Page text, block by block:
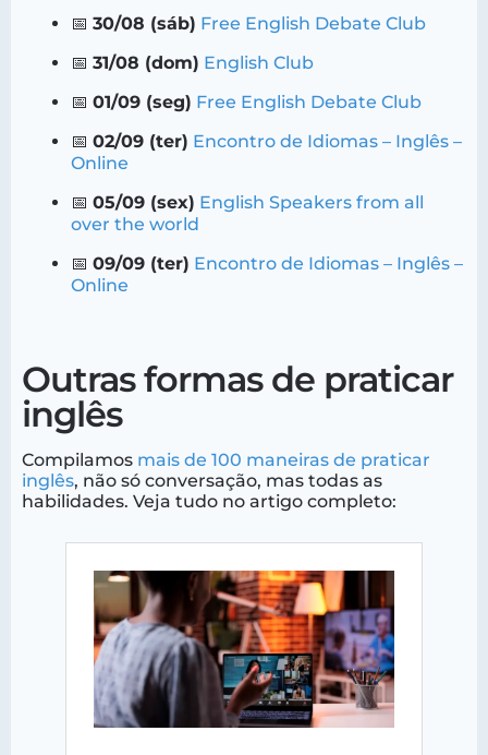
📅 30/08 (sáb) Free English Debate Club
📅 31/08 (dom) English Club
📅 01/09 (seg) Free English Debate Club
📅 02/09 (ter) Encontro de Idiomas – Inglês –
Online
📅 05/09 (sex) English Speakers from all
over the world
📅 09/09 (ter) Encontro de Idiomas – Inglês –
Online
Outras formas de praticar
inglês
Compilamos mais de 100 maneiras de praticar
inglês, não só conversação, mas todas as
habilidades. Veja tudo no artigo completo: